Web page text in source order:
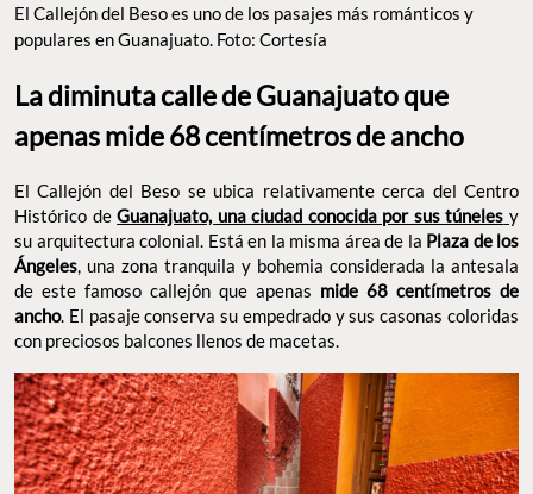
El Callejón del Beso es uno de los pasajes más románticos y
populares en Guanajuato. Foto: Cortesía
La diminuta calle de Guanajuato que
apenas mide 68 centímetros de ancho
El Callejón del Beso se ubica relativamente cerca del Centro
Histórico de Guanajuato, una ciudad conocida por sus túneles y
su arquitectura colonial. Está en la misma área de la Plaza de los
Ángeles, una zona tranquila y bohemia considerada la antesala
de este famoso callejón que apenas mide 68 centímetros de
ancho. El pasaje conserva su empedrado y sus casonas coloridas
con preciosos balcones llenos de macetas.